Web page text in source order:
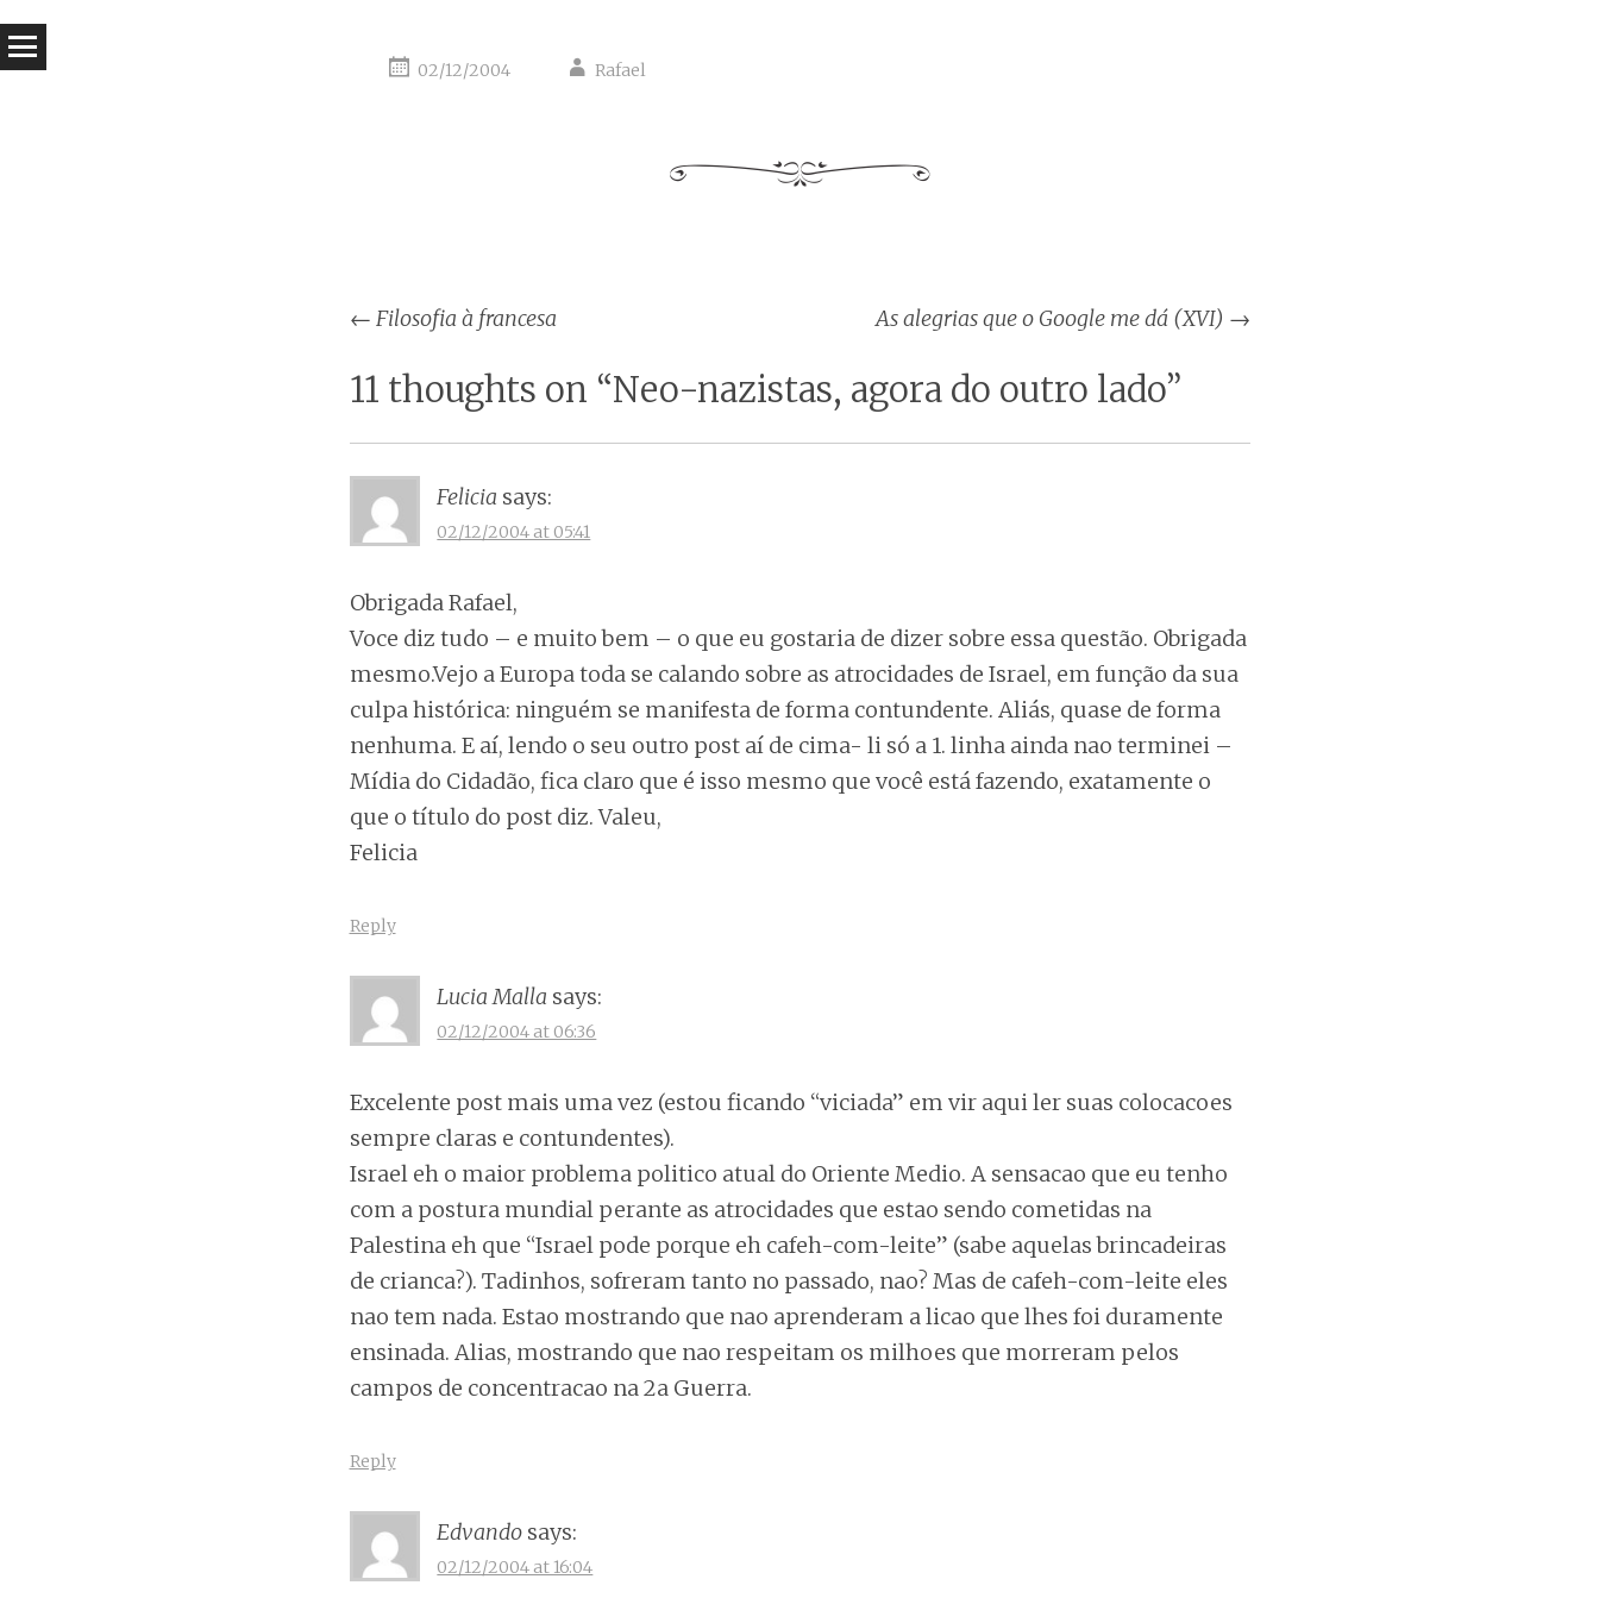
02/12/2004 Rafael
Post
navigation
← Filosofia à francesa As alegrias que o Google me dá (XVI) →
11 thoughts on “Neo-nazistas, agora do outro lado”
Felicia says:
02/12/2004 at 05:41
Obrigada Rafael,
Voce diz tudo – e muito bem – o que eu gostaria de dizer sobre essa questão. Obrigada
mesmo.Vejo a Europa toda se calando sobre as atrocidades de Israel, em função da sua
culpa histórica: ninguém se manifesta de forma contundente. Aliás, quase de forma
nenhuma. E aí, lendo o seu outro post aí de cima- li só a 1. linha ainda nao terminei –
Mídia do Cidadão, fica claro que é isso mesmo que você está fazendo, exatamente o
que o título do post diz. Valeu,
Felicia
Reply
Lucia Malla says:
02/12/2004 at 06:36
Excelente post mais uma vez (estou ficando “viciada” em vir aqui ler suas colocacoes
sempre claras e contundentes).
Israel eh o maior problema politico atual do Oriente Medio. A sensacao que eu tenho
com a postura mundial perante as atrocidades que estao sendo cometidas na
Palestina eh que “Israel pode porque eh cafeh-com-leite” (sabe aquelas brincadeiras
de crianca?). Tadinhos, sofreram tanto no passado, nao? Mas de cafeh-com-leite eles
nao tem nada. Estao mostrando que nao aprenderam a licao que lhes foi duramente
ensinada. Alias, mostrando que nao respeitam os milhoes que morreram pelos
campos de concentracao na 2a Guerra.
Reply
Edvando says:
02/12/2004 at 16:04